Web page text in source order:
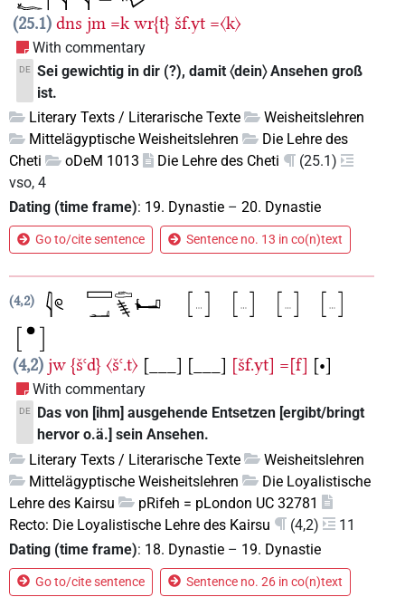
25.1 dns jm =k wr{t} šf.yt =〈k〉
With commentary
DE Sei gewichtig in dir (?), damit 〈dein〉 Ansehen groß
ist.
Literary Texts / Literarische Texte
Weisheitslehren
Mittelägyptische Weisheitslehren
Die Lehre des
Cheti
oDeM 1013 Die Lehre des Cheti
(25.1)
vso, 4
Dating (time frame): 19. Dynastie – 20. Dynastie
Go to/cite sentence Sentence no. 13 in co(n)text
4,2
4,2 jw {šꜥd} 〈šꜥ.t〉 [___] [___] [šf.yt] =[f] [•]
With commentary
DE
Das von [ihm] ausgehende Entsetzen [ergibt/bringt
hervor o.ä.] sein Ansehen.
Literary Texts / Literarische Texte
Weisheitslehren
Mittelägyptische Weisheitslehren
Die Loyalistische
Lehre des Kairsu
pRifeh = pLondon UC 32781
Recto: Die Loyalistische Lehre des Kairsu
(4,2)
11
Dating (time frame): 18. Dynastie – 19. Dynastie
Go to/cite sentence Sentence no. 26 in co(n)text